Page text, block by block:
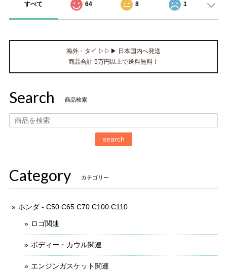
すべて 64 8 1
海外・タイ ▷▷▶ 日本国内へ発送
商品合計 5万円以上で送料無料！
Search 商品検索
search
Category カテゴリー
ホンダ - C50 C65 C70 C100 C110
ロゴ関連
ボディー・カウル関連
エンジンガスケット関連